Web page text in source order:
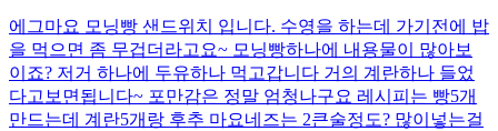
에그마요 모닝빵 샌드위치 입니다. 수영을 하는데 가기전에 밥
을 먹으면 좀 무겁더라고요~ 모닝빵하나에 내용물이 많아보
이죠? 저거 하나에 두유하나 먹고갑니다 거의 계란하나 들었
다고보면됩니다~ 포만감은 정말 엄청나구요 레시피는 빵5개
만드는데 계란5개랑 후추 마요네즈는 2큰술정도? 많이넣는걸